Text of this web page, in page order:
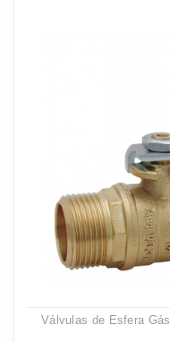
Válvulas de Esfera Gás